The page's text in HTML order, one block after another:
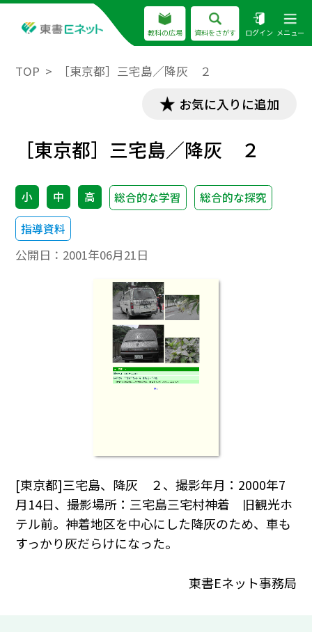
教科の広場 資料をさがす ログイン メニュー
TOP ［東京都］三宅島／降灰 ２
お気に入りに追加
［東京都］三宅島／降灰 ２
小 中 高 総合的な学習
総合的な探究
指導資料
公開日： 2001年06月21日
[東京都]三宅島、降灰 ２、撮影年月：2000年7
月14日、撮影場所：三宅島三宅村神着 旧観光ホ
テル前。神着地区を中心にした降灰のため、車も
すっかり灰だらけになった。
東書Eネット事務局